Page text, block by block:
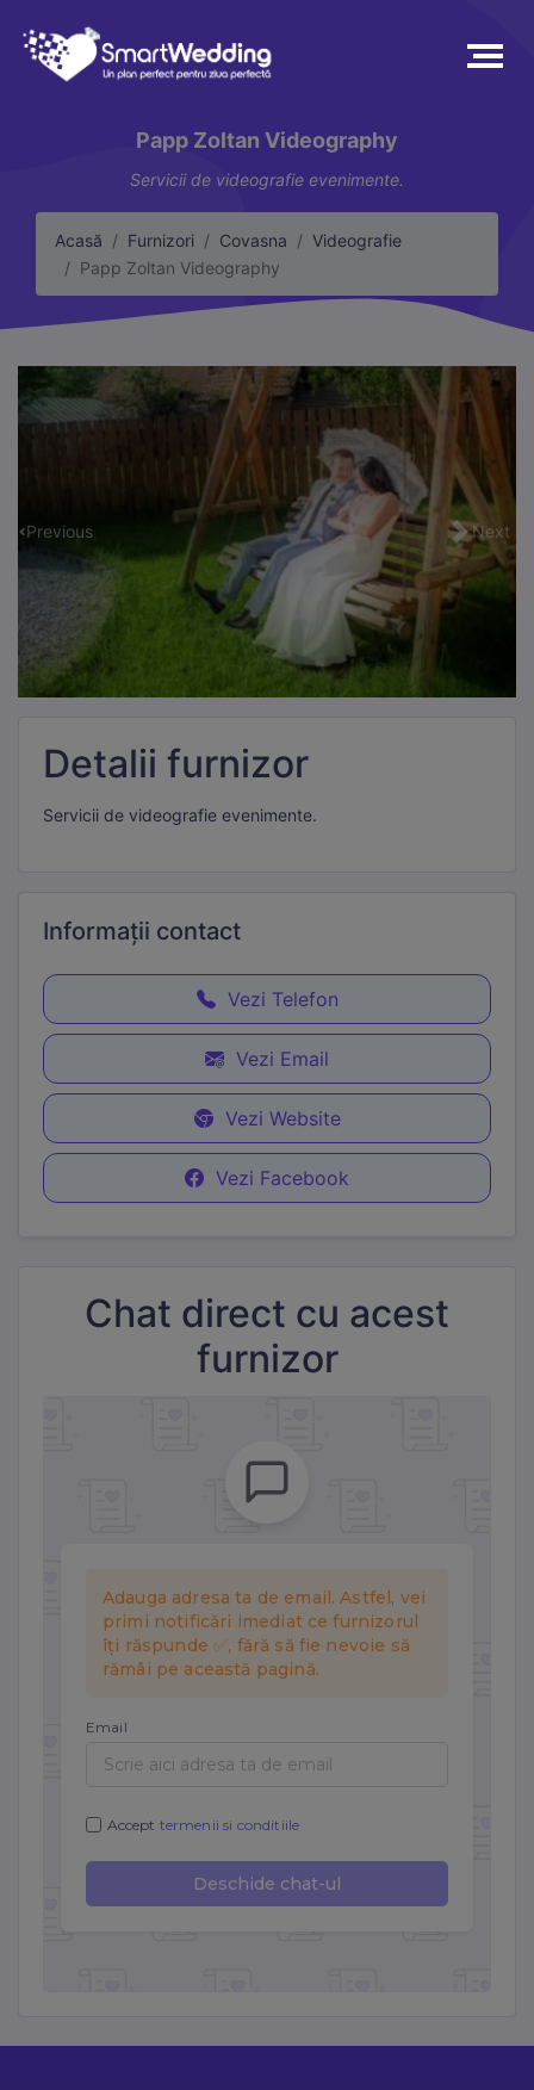
Papp Zoltan Videography
Servicii de videografie evenimente.
Acasă Furnizori Covasna
Videografie
Papp Zoltan Videography
Previous Next
Detalii furnizor
Servicii de videografie evenimente.
Informații contact
Vezi Telefon
Vezi Email
Vezi Website
Vezi Facebook
Chat direct cu acest
furnizor
Mereu active
Statistici
Cookie-urile de statistici ne ajută să înțelegem cum
Folosim Google Analytics prin Google Tag Manager.
Cookie-urile de marketing sunt folosite pentru a urmări
vizitatorii pe site-uri web și a afișa reclame relevante.
Folosim Meta (Facebook) Pixel și TikTok Pixel.